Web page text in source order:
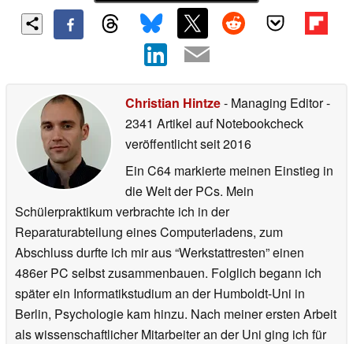
Christian Hintze- Managing Editor-
2341 Artikel auf Notebookcheck
veröffentlichtseit 2016
Ein C64 markierte meinen Einstieg in
die Welt der PCs. Mein
Schülerpraktikum verbrachte ich in der
Reparaturabteilung eines Computerladens, zum
Abschluss durfte ich mir aus “Werkstattresten” einen
486er PC selbst zusammenbauen. Folglich begann ich
später ein Informatikstudium an der Humboldt-Uni in
Berlin, Psychologie kam hinzu. Nach meiner ersten Arbeit
als wissenschaftlicher Mitarbeiter an der Uni ging ich für